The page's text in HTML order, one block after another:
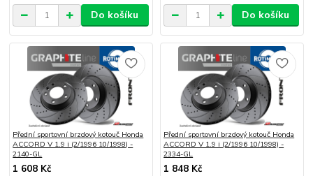
Do košíku Do košíku
Přední sportovní brzdový kotouč Honda
ACCORD V 1.9 i (2/1996 10/1998) -
2140-GL
1 608 Kč
Přední sportovní brzdový kotouč Honda
ACCORD V 1.9 i (2/1996 10/1998) -
2334-GL
1 848 Kč